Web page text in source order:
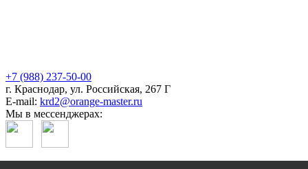
+7 (988) 237-50-00
г. Краснодар, ул. Российская, 267 Г
E-mail: krd2@orange-master.ru
Мы в мессенджерах: